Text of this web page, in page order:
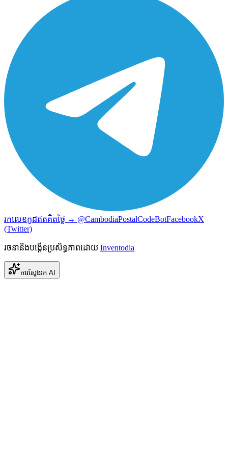
រកលេខកូដឥតគិតថ្លៃ → @CambodiaPostalCodeBotFacebookX
(Twitter)
រចនានិងបង្កើនប្រសិទ្ធភាពដោយ Inventodia
ការស្វែងរក AI